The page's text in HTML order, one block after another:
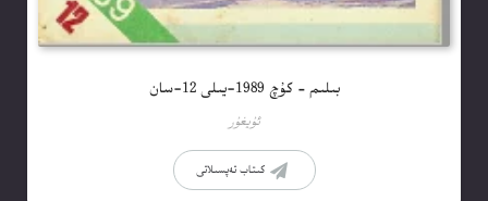
بىلىم – كۇچ 1989-يىلى 12-سان
ئۇيغۇر
كىتاب تەپسىلاتى